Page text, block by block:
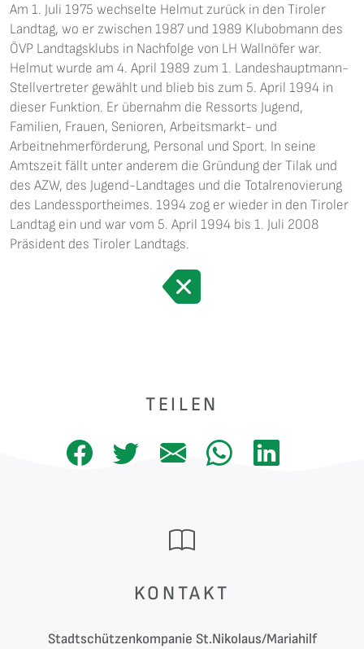
Am 1. Juli 1975 wechselte Helmut zurück in den Tiroler
Landtag, wo er zwischen 1987 und 1989 Klubobmann des
ÖVP Landtagsklubs in Nachfolge von LH Wallnöfer war.
Helmut wurde am 4. April 1989 zum 1. Landeshauptmann-
Stellvertreter gewählt und blieb bis zum 5. April 1994 in
dieser Funktion. Er übernahm die Ressorts Jugend,
Familien, Frauen, Senioren, Arbeitsmarkt- und
Arbeitnehmerförderung, Personal und Sport. In seine
Amtszeit fällt unter anderem die Gründung der Tilak und
des AZW, des Jugend-Landtages und die Totalrenovierung
des Landessportheimes. 1994 zog er wieder in den Tiroler
Landtag ein und war vom 5. April 1994 bis 1. Juli 2008
Präsident des Tiroler Landtags.
TEILEN
KONTAKT
Stadtschützenkompanie St.Nikolaus/Mariahilf